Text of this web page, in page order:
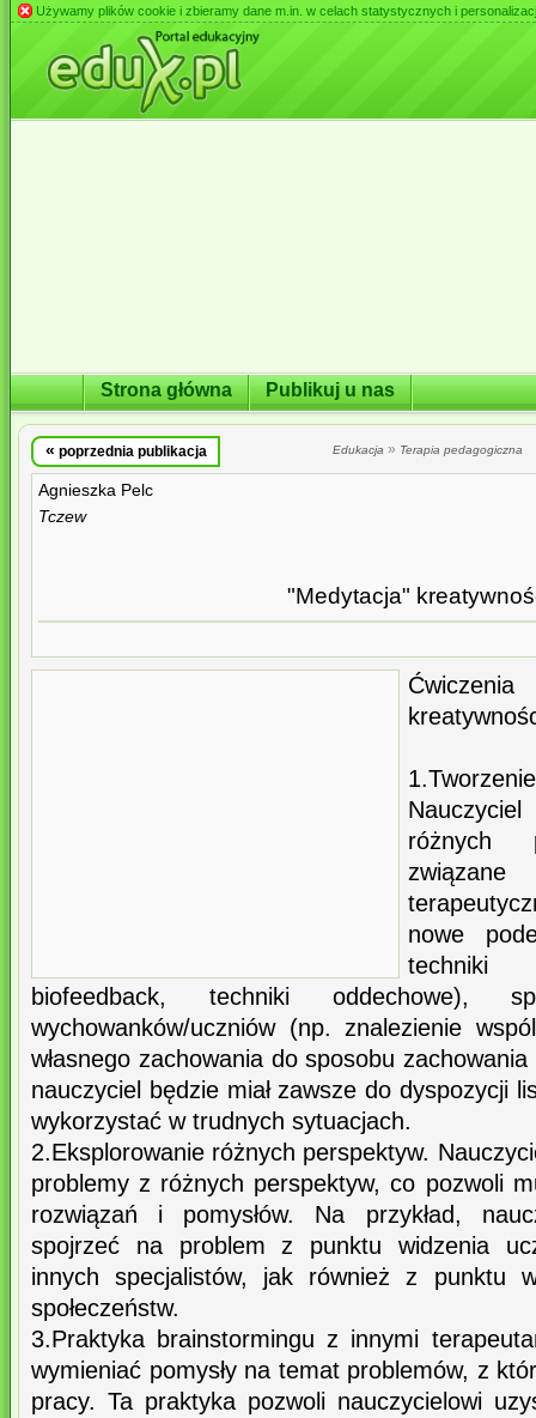
Używamy plików cookie i zbieramy dane m.in. w celach statystycznych i
Strona główna Publikuj u nas
« poprzednia publikacja Edukacja » Terapia pedagogiczna
Agnieszka Pelc
Tczew
"Medytacja"
różnych
nowe
techniki
biofeedback, techniki oddechowe),
wychowanków/uczniów (np. znalezienie
własnego zachowania do sposobu
nauczyciel będzie miał zawsze do dyspozycji
wykorzystać w trudnych sytuacjach.
2.Eksplorowanie różnych perspektyw.
problemy z różnych perspektyw, co pozwoli
rozwiązań i pomysłów. Na przykład,
spojrzeć na problem z punktu widzenia
innych specjalistów, jak również z punktu
społeczeństw.
3.Praktyka brainstormingu z innymi
wymieniać pomysły na temat problemów, z
pracy. Ta praktyka pozwoli nauczycielowi